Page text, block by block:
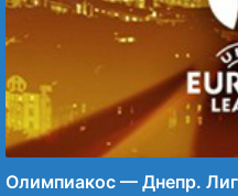
Олимпиакос — Днепр.